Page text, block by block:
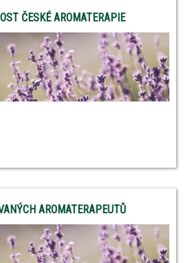
ČESKÉ AROMATERAPIE
AROMATERAPEUTŮ